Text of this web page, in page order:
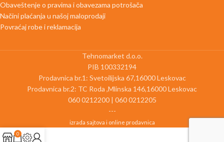
Obaveštenje o pravima i obavezama potrošača
Načini plaćanja u našoj maloprodaji
Povraćaj robe i reklamacija
Tehnomarket d.o.o.
PIB 100332194
Prodavnica br.1: Svetoilijska 67,16000 Leskovac
Prodavnica br.2: TC Roda ,Mlinska 146,16000 Leskovac
060 0212200 | 060 0212205
---
izrada sajtova i online prodavnica
0